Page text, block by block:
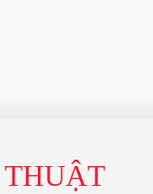
THUẬT